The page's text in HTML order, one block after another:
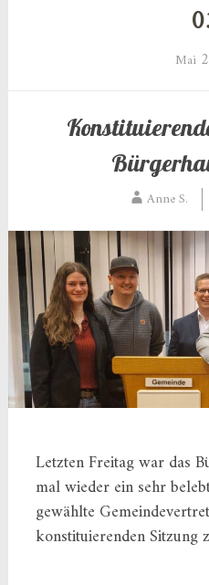
Mai
Anne S.
Letzten Freitag war das
mal wieder ein sehr
gewählte
konstituierenden Sitzung